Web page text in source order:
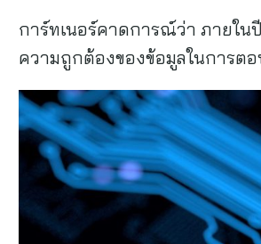
การ์ทเนอร์คาดการณ์ว่า ภายใน
ความถูกต้องของข้อมูลในการต